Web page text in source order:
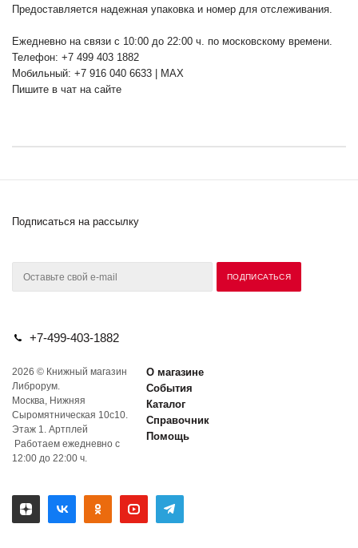
Предоставляется надежная упаковка и номер для отслеживания.
Ежедневно на связи с 10:00 до 22:00 ч. по московскому времени.
Телефон: +7 499 403 1882
Мобильный: +7 916 040 6633 | MAX
Пишите в чат на сайте
Подписаться на рассылку
+7-499-403-1882
2026 © Книжный магазин
Либрорум.
Москва, Нижняя
Сыромятническая 10с10.
Этаж 1. Артплей
Работаем ежедневно с
12:00 до 22:00 ч.
О магазине
События
Каталог
Справочник
Помощь